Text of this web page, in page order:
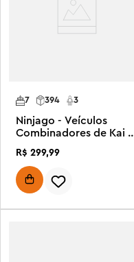
7 394 3
Ninjago - Veículos
Combinadores de Kai e
R$ 299,99